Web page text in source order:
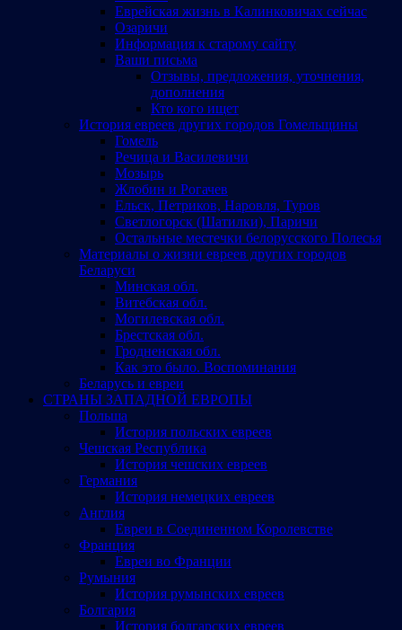
Еврейская жизнь в Калинковичах сейчас
Озаричи
Информация к старому сайту
Ваши письма
Отзывы, предложения, уточнения,
дополнения
Кто кого ищет
История евреев других городов Гомельщины
Гомель
Речица и Василевичи
Мозырь
Жлобин и Рогачев
Ельск, Петриков, Наровля, Туров
Светлогорск (Шатилки), Паричи
Остальные местечки белорусского Полесья
Материалы о жизни евреев других городов
Беларуси
Минская обл.
Витебская обл.
Могилевская обл.
Брестская обл.
Гродненская обл.
Как это было. Воспоминания
Беларусь и евреи
СТРАНЫ ЗАПАДНОЙ ЕВРОПЫ
Польша
История польских евреев
Чешская Республика
История чешских евреев
Германия
История немецких евреев
Англия
Евреи в Соединенном Королевстве
Франция
Евреи во Франции
Румыния
История румынских евреев
Болгария
История болгарских евреев